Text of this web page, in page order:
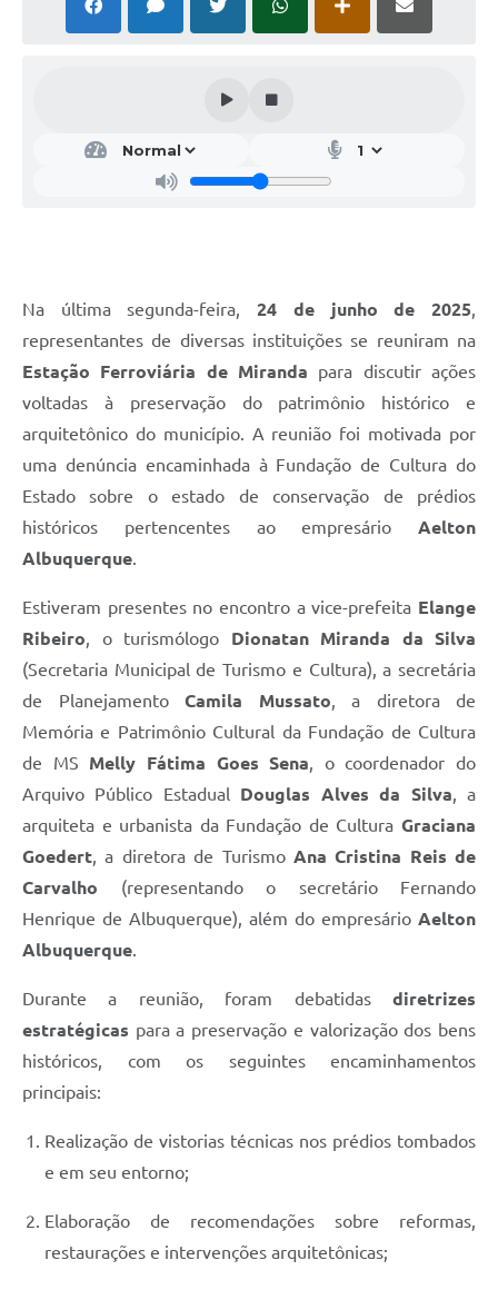
Na última segunda-feira,24 de junho de 2025,
representantes de diversas instituições se reuniram na
Estação Ferroviária de Miranda para discutir ações
voltadas à preservação do patrimônio histórico e
arquitetônico do município. A reunião foi motivada por
uma denúncia encaminhada à Fundação de Cultura do
Estado sobre o estado de conservação de prédios
históricos pertencentes ao empresário Aelton
Albuquerque.
Estiveram presentes no encontro a vice-prefeita Elange
Ribeiro, o turismólogo Dionatan Miranda da Silva
(Secretaria Municipal de Turismo e Cultura), a secretária
de Planejamento Camila Mussato, a diretora de
Memória e Patrimônio Cultural da Fundação de Cultura
de MS Melly Fátima Goes Sena, o coordenador do
Arquivo Público Estadual Douglas Alves da Silva, a
arquiteta e urbanista da Fundação de Cultura Graciana
Goedert, a diretora de Turismo Ana Cristina Reis de
Carvalho (representando o secretário Fernando
Henrique de Albuquerque), além do empresário Aelton
Albuquerque.
Durante a reunião, foram debatidas diretrizes
estratégicas para a preservação e valorização dos bens
históricos, com os seguintes encaminhamentos
principais:
Realização de vistorias técnicas nos prédios tombados
e em seu entorno;
Elaboração de recomendações sobre reformas,
restaurações e intervenções arquitetônicas;